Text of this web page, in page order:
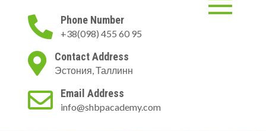
ShBP Academy
Онлайн-курсы только с
актуальной информацией и по
востребованным на рынке
Phone Number
+38(098) 455 60 95
Contact Address
Эстония, Таллинн
Email Address
info@shbpacademy.com